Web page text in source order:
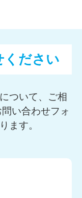
ください
ついて、ご相
い合わせフォ
ます。